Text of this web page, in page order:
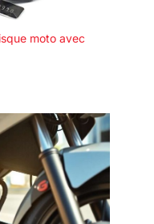
se recharge
fois que vous
pas
et intègre
SIM. De plus,
est
et coûte
pour chaque
moto avec